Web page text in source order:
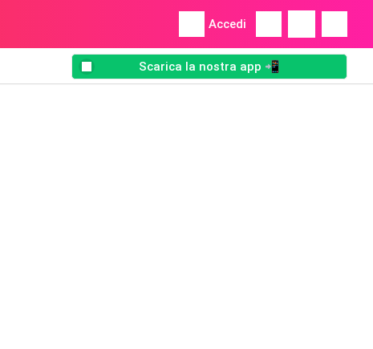
Accedi
Scarica la nostra app 📲